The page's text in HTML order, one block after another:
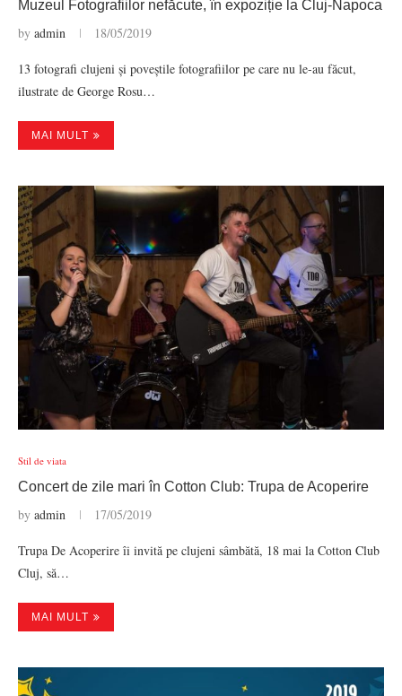
Muzeul Fotografiilor nefăcute, în expoziție la Cluj-Napoca
by admin 18/05/2019
13 fotografi clujeni și poveștile fotografiilor pe care nu le-au făcut,
ilustrate de George Rosu…
MAI MULT
Stil de viata
Concert de zile mari în Cotton Club: Trupa de Acoperire
by admin 17/05/2019
Trupa De Acoperire îi invită pe clujeni sâmbătă, 18 mai la Cotton Club
Cluj, să…
MAI MULT